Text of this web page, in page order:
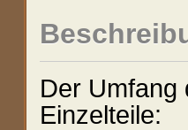
Der Umfang
Einzelteile: